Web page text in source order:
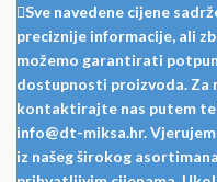
Sve navedene cijene
preciznije informacije, ali
možemo garantirati
dostupnosti proizvoda. Za
kontaktirajte nas putem
info@dt-miksa.hr.
iz našeg širokog